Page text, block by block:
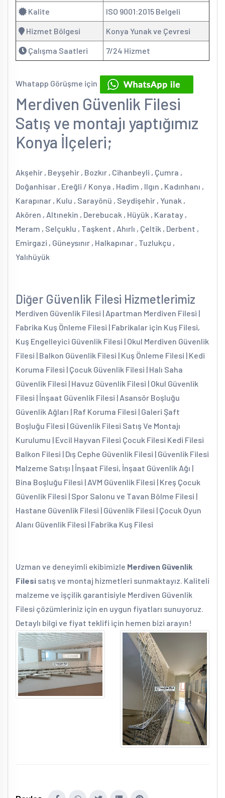
Kalite ISO 9001:2015 Belgeli
Hizmet Bölgesi Konya Yunak ve Çevresi
Çalışma Saatleri 7/24 Hizmet
Whatapp Görüşme için
Merdiven Güvenlik Filesi
Satış ve montajı yaptığımız
Konya İlçeleri;
Akşehir , Beyşehir , Bozkır , Cihanbeyli , Çumra ,
Doğanhisar , Ereğli / Konya , Hadim , Ilgın , Kadınhanı ,
Karapınar , Kulu , Sarayönü , Seydişehir , Yunak ,
Akören , Altınekin , Derebucak , Hüyük , Karatay ,
Meram , Selçuklu , Taşkent , Ahırlı , Çeltik , Derbent ,
Emirgazi , Güneysınır , Halkapınar , Tuzlukçu ,
Yalıhüyük
Diğer Güvenlik Filesi Hizmetlerimiz
Merdiven Güvenlik Filesi | Apartman Merdiven Filesi |
Fabrika Kuş Önleme Filesi | Fabrikalar için Kuş Filesi,
Kuş Engelleyici Güvenlik Filesi | Okul Merdiven Güvenlik
Filesi | Balkon Güvenlik Filesi | Kuş Önleme Filesi | Kedi
Koruma Filesi | Çocuk Güvenlik Filesi | Halı Saha
Güvenlik Filesi | Havuz Güvenlik Filesi | Okul Güvenlik
Filesi | İnşaat Güvenlik Filesi | Asansör Boşluğu
Güvenlik Ağları | Raf Koruma Filesi | Galeri Şaft
Boşluğu Filesi | Güvenlik Filesi Satış Ve Montajı
Kurulumu | Evcil Hayvan Filesi Çocuk Filesi Kedi Filesi
Balkon Filesi | Dış Cephe Güvenlik Filesi | Güvenlik Filesi
Malzeme Satışı | İnşaat Filesi, İnşaat Güvenlik Ağı |
Bina Boşluğu Filesi | AVM Güvenlik Filesi | Kreş Çocuk
Güvenlik Filesi | Spor Salonu ve Tavan Bölme Filesi |
Hastane Güvenlik Filesi | Güvenlik Filesi | Çocuk Oyun
Alanı Güvenlik Filesi | Fabrika Kuş Filesi
Uzman ve deneyimli ekibimizle Merdiven Güvenlik
Filesi satış ve montaj hizmetleri sunmaktayız. Kaliteli
malzeme ve işçilik garantisiyle Merdiven Güvenlik
Filesi çözümleriniz için en uygun fiyatları sunuyoruz.
Detaylı bilgi ve fiyat teklifi için hemen bizi arayın!